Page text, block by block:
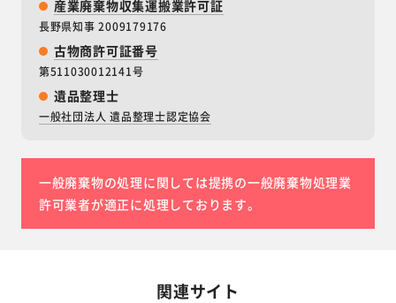
産業廃棄物収集運搬業許可証
長野県知事 2009179176
古物商許可証番号
第511030012141号
遺品整理士
一般社団法人 遺品整理士認定協会
一般廃棄物の処理に関しては提携の一般廃棄物処理業
許可業者が適正に処理しております。
関連サイト